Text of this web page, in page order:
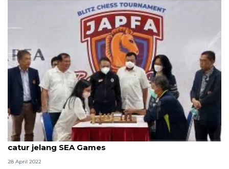
Japfa Ramadhan Cup jadi ajang pemanasan timnas
catur jelang SEA Games
28 April 2022